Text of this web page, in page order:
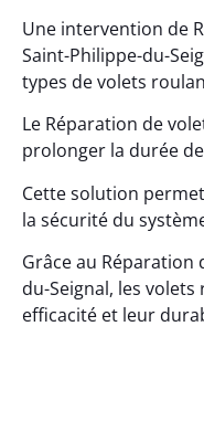
Une intervention de
Saint-Philippe-du-
types de volets
Le Réparation de
prolonger la durée
Cette solution
la sécurité du
Grâce au Réparation
du-Seignal, les
efficacité et leur